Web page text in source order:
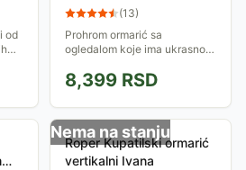
od
08105
(13)
Prohrom ormarić sa
ogledalom koje ima ukrasno
Dimenzije krug Ø56cm x
11cm. Omogućava korišćenje
prostora iza ogledala
8,399 RSD
Nema na stanju
Roper Kupatilski ormarić
vertikalni Ivana